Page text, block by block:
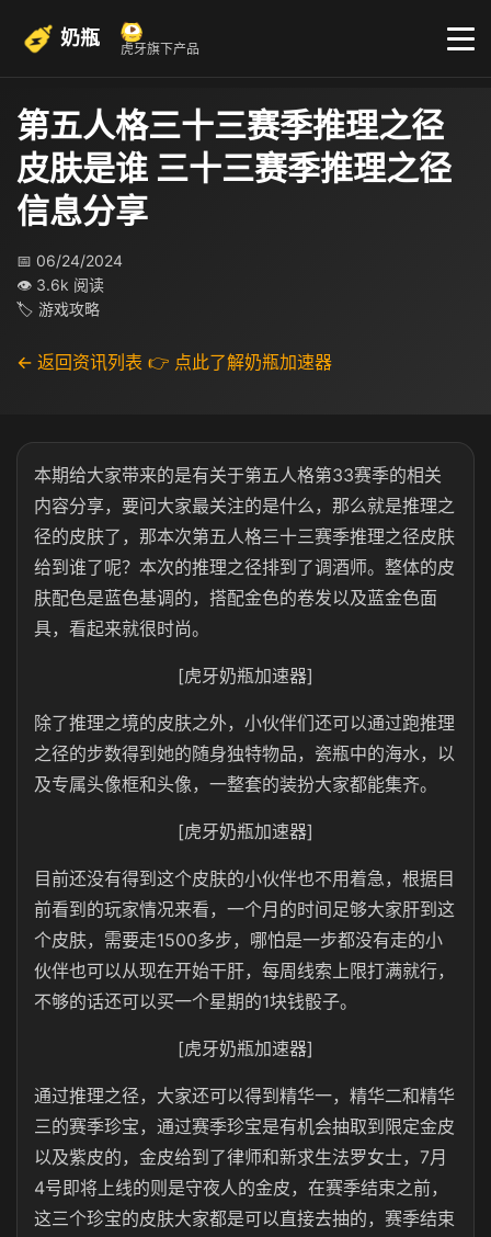
奶瓶 虎牙旗下产品
第五人格三十三赛季推理之径
皮肤是谁 三十三赛季推理之径
信息分享
📅 06/24/2024
👁 3.6k 阅读
🏷 游戏攻略
← 返回资讯列表 👉 点此了解奶瓶加速器
本期给大家带来的是有关于第五人格第33赛季的相关
内容分享，要问大家最关注的是什么，那么就是推理之
径的皮肤了，那本次第五人格三十三赛季推理之径皮肤
给到谁了呢？本次的推理之径排到了调酒师。整体的皮
肤配色是蓝色基调的，搭配金色的卷发以及蓝金色面
具，看起来就很时尚。
[虎牙奶瓶加速器]
除了推理之境的皮肤之外，小伙伴们还可以通过跑推理
之径的步数得到她的随身独特物品，瓷瓶中的海水，以
及专属头像框和头像，一整套的装扮大家都能集齐。
[虎牙奶瓶加速器]
目前还没有得到这个皮肤的小伙伴也不用着急，根据目
前看到的玩家情况来看，一个月的时间足够大家肝到这
个皮肤，需要走1500多步，哪怕是一步都没有走的小
伙伴也可以从现在开始干肝，每周线索上限打满就行，
不够的话还可以买一个星期的1块钱骰子。
[虎牙奶瓶加速器]
通过推理之径，大家还可以得到精华一，精华二和精华
三的赛季珍宝，通过赛季珍宝是有机会抽取到限定金皮
以及紫皮的，金皮给到了律师和新求生法罗女士，7月
4号即将上线的则是守夜人的金皮，在赛季结束之前，
这三个珍宝的皮肤大家都是可以直接去抽的，赛季结束